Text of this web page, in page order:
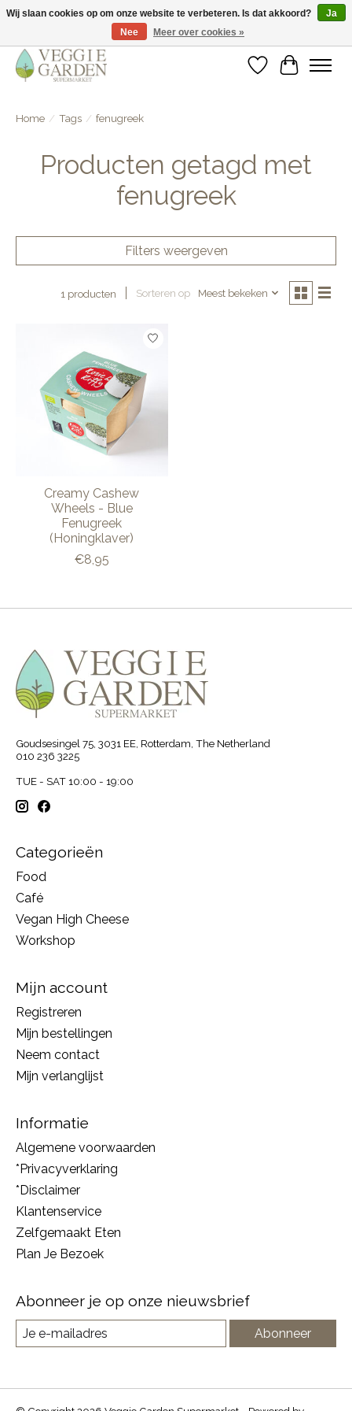
vegan & veggie products | free store pick-up
Verlanglijst
Home / Tags / fenugreek
Producten getagd met
fenugreek
Filters weergeven
1 producten Sorteren op Meest bekeken
Creamy Cashew
Wheels - Blue
Fenugreek
(Honingklaver)
€8,95
Goudsesingel 75, 3031 EE, Rotterdam, The Netherland
010 236 3225
TUE - SAT 10:00 - 19:00
Categorieën
Food
Café
Vegan High Cheese
Workshop
Mijn account
Registreren
Mijn bestellingen
Neem contact
Mijn verlanglijst
Informatie
Algemene voorwaarden
*Privacyverklaring
*Disclaimer
Klantenservice
Zelfgemaakt Eten
Plan Je Bezoek
Abonneer je op onze nieuwsbrief
Abonneer
Wij slaan cookies op om onze website te verbeteren. Is dat akkoord?
Ja
Nee
Meer over cookies »